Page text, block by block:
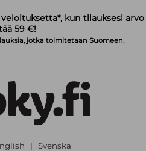
kun tilauksesi arvo
59 €!
jotka toimitetaan Suomeen.
| Svenska